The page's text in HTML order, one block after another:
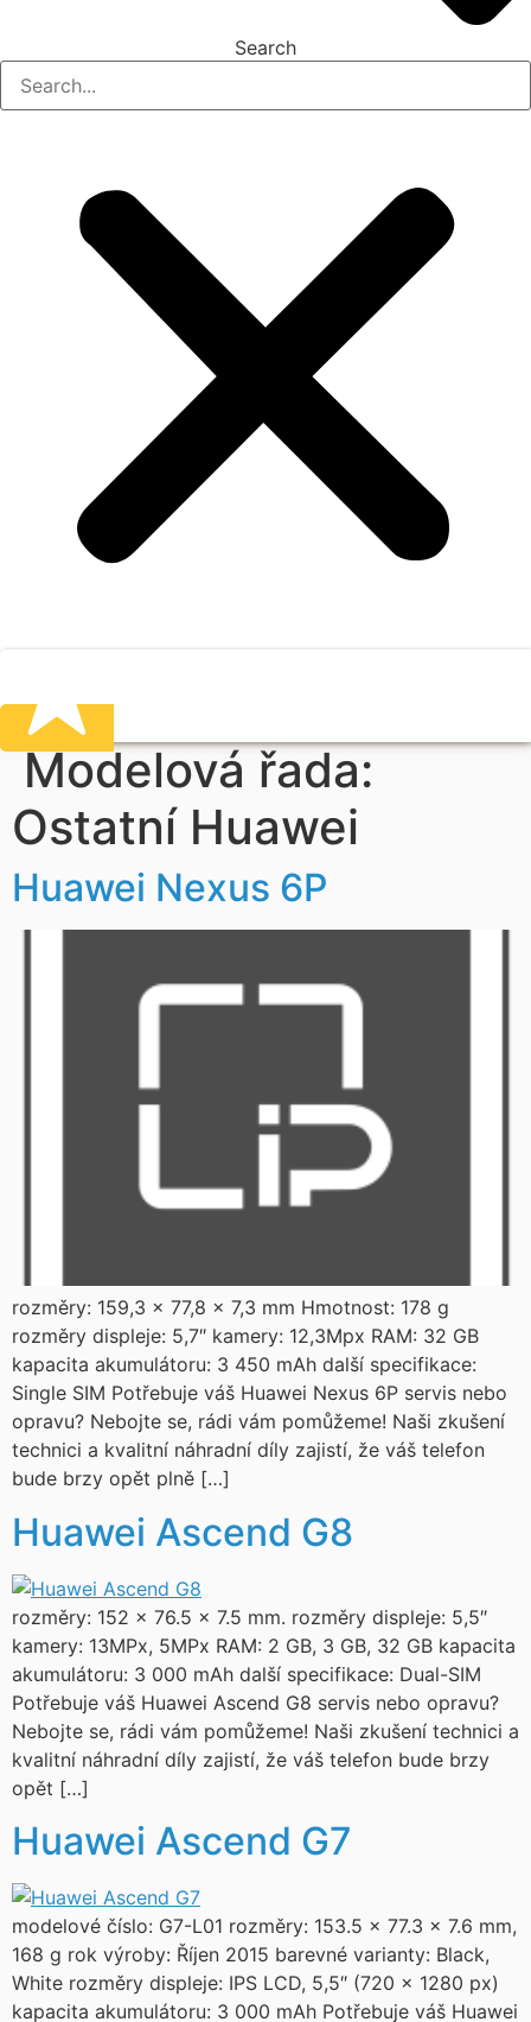
Search
Modelová řada:
Ostatní Huawei
Huawei Nexus 6P
rozměry: 159,3 x 77,8 x 7,3 mm Hmotnost: 178 g
rozměry displeje: 5,7″ kamery: 12,3Mpx RAM: 32 GB
kapacita akumulátoru: 3 450 mAh další specifikace:
Single SIM Potřebuje váš Huawei Nexus 6P servis nebo
opravu? Nebojte se, rádi vám pomůžeme! Naši zkušení
technici a kvalitní náhradní díly zajistí, že váš telefon
bude brzy opět plně […]
Huawei Ascend G8
rozměry: 152 x 76.5 x 7.5 mm. rozměry displeje: 5,5″
kamery: 13MPx, 5MPx RAM: 2 GB, 3 GB, 32 GB kapacita
akumulátoru: 3 000 mAh další specifikace: Dual-SIM
Potřebuje váš Huawei Ascend G8 servis nebo opravu?
Nebojte se, rádi vám pomůžeme! Naši zkušení technici a
kvalitní náhradní díly zajistí, že váš telefon bude brzy
opět […]
Huawei Ascend G7
modelové číslo: G7-L01 rozměry: 153.5 x 77.3 x 7.6 mm,
168 g rok výroby: Říjen 2015 barevné varianty: Black,
White rozměry displeje: IPS LCD, 5,5″ (720 x 1280 px)
kapacita akumulátoru: 3 000 mAh Potřebuje váš Huawei